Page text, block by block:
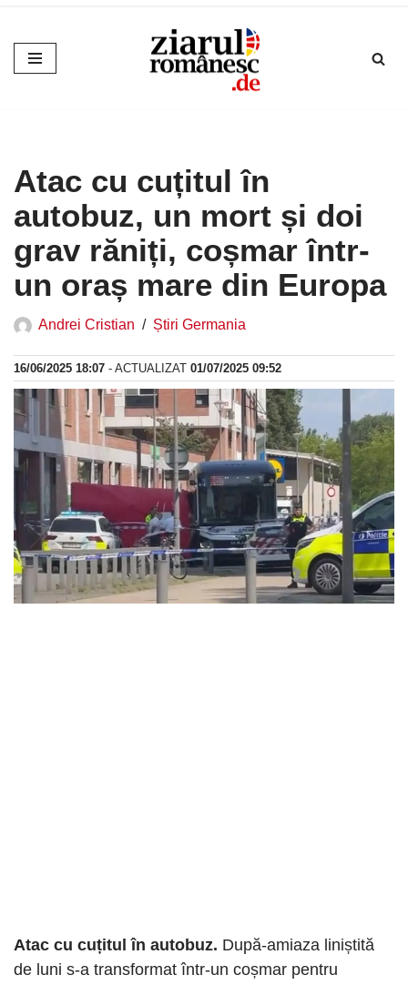
Sari
la
Atac cu cuțitul în
autobuz, un mort și doi
grav răniți, coșmar într-
un oraș mare din Europa
Andrei Cristian Știri Germania
16/06/2025 18:07 - ACTUALIZAT 01/07/2025 09:52
Atac cu cuțitul în autobuz. După-amiaza liniștită
de luni s-a transformat într-un coșmar pentru